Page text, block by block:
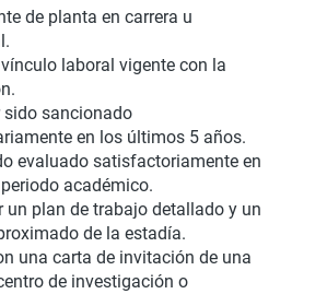
de planta en carrera u
laboral vigente con la
sido sancionado
en los últimos 5 años.
evaluado satisfactoriamente en
académico.
un plan de trabajo detallado y un
de la estadía.
una carta de invitación de una
de investigación o